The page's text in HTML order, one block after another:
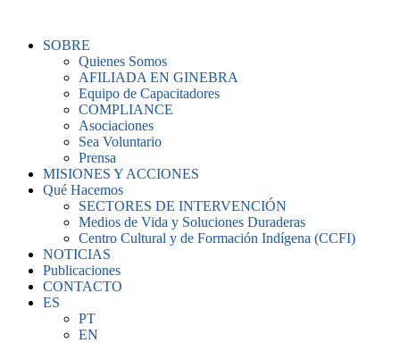
contenidoSOBRE
Quienes Somos
AFILIADA EN GINEBRA
Equipo de Capacitadores
COMPLIANCE
Asociaciones
Sea Voluntario
Prensa
MISIONES Y ACCIONES
Qué Hacemos
SECTORES DE INTERVENCIÓN
Medios de Vida y Soluciones Duraderas
Centro Cultural y de Formación Indígena (CCFI)
NOTICIAS
Publicaciones
CONTACTO
ES
PT
EN